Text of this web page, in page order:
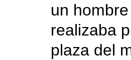
un
realizaba
plaza del